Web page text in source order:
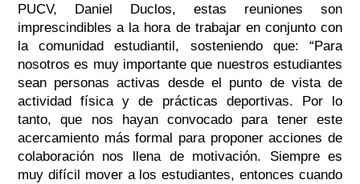
PUCV, Daniel Duclos, estas reuniones son
imprescindibles a la hora de trabajar en conjunto con
la comunidad estudiantil, sosteniendo que: “Para
nosotros es muy importante que nuestros estudiantes
sean personas activas desde el punto de vista de
actividad física y de prácticas deportivas. Por lo
tanto, que nos hayan convocado para tener este
acercamiento más formal para proponer acciones de
colaboración nos llena de motivación. Siempre es
muy difícil mover a los estudiantes, entonces cuando